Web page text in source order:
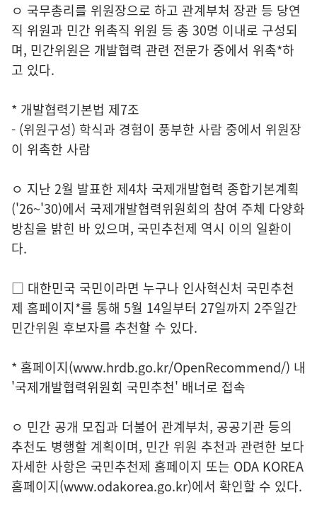
ㅇ 국무총리를 위원장으로 하고 관계부처 장관 등 당연
직 위원과 민간 위촉직 위원 등 총 30명 이내로 구성되
며, 민간위원은 개발협력 관련 전문가 중에서 위촉*하
고 있다.
* 개발협력기본법 제7조
- (위원구성) 학식과 경험이 풍부한 사람 중에서 위원장
이 위촉한 사람
ㅇ 지난 2월 발표한 제4차 국제개발협력 종합기본계획
('26~'30)에서 국제개발협력위원회의 참여 주체 다양화
방침을 밝힌 바 있으며, 국민추천제 역시 이의 일환이
다.
□ 대한민국 국민이라면 누구나 인사혁신처 국민추천
제 홈페이지*를 통해 5월 14일부터 27일까지 2주일간
민간위원 후보자를 추천할 수 있다.
* 홈페이지(www.hrdb.go.kr/OpenRecommend/) 내
'국제개발협력위원회 국민추천' 배너로 접속
ㅇ 민간 공개 모집과 더불어 관계부처, 공공기관 등의
추천도 병행할 계획이며, 민간 위원 추천과 관련한 보다
자세한 사항은 국민추천제 홈페이지 또는 ODA KOREA
홈페이지(www.odakorea.go.kr)에서 확인할 수 있다.